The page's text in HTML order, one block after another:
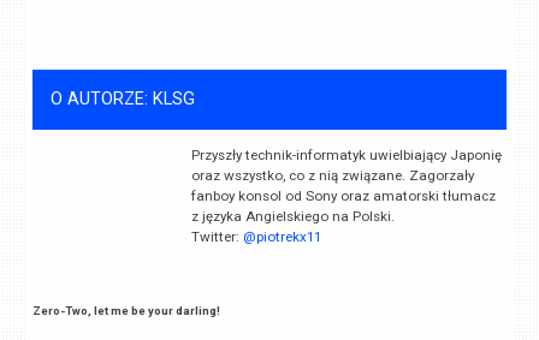
O AUTORZE: KLSG
Przyszły technik-informatyk uwielbiający Japonię
oraz wszystko, co z nią związane. Zagorzały
fanboy konsol od Sony oraz amatorski tłumacz
z języka Angielskiego na Polski.
Twitter: @piotrekx11
Zero-Two, let me be your darling!